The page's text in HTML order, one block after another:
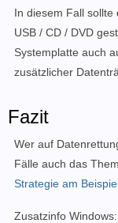
In diesem Fall
USB / CD / DVD
Systemplatte auch
zusätzlicher
Fazit
Wer auf
Fälle auch das
Strategie am
Zusatzinfo